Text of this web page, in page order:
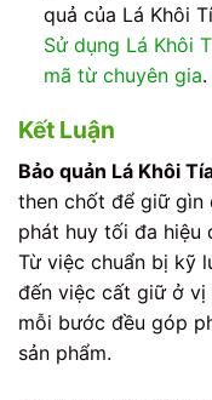
quả của Lá Khôi
Sử dụng Lá Khôi
mã từ chuyên gia.
Kết Luận
Bảo quản Lá Khôi
then chốt để giữ gìn
phát huy tối đa hiệu
Từ việc chuẩn bị kỹ
đến việc cất giữ ở
mỗi bước đều góp
sản phẩm.